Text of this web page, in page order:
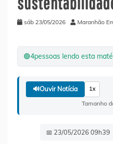
sáb 23/05/2026 Maranhão
🟢4pessoas lendo esta
🔊Ouvir Notícia 1x
Tamanho
📅 23/05/2026 09h39